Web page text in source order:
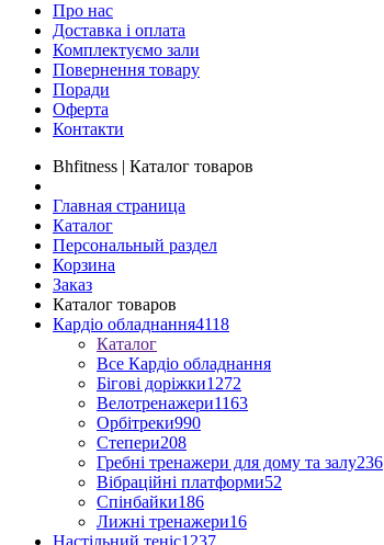
Про нас
Доставка і оплата
Комплектуємо зали
Повернення товару
Поради
Оферта
Контакти
Bhfitness | Каталог товаров
Главная страница
Каталог
Персональный раздел
Корзина
Заказ
Каталог товаров
Кардіо обладнання4118
Каталог
Все Кардіо обладнання
Бігові доріжки1272
Велотренажери1163
Орбітреки990
Степери208
Гребні тренажери для дому та залу236
Вібраційні платформи52
Спінбайки186
Лижні тренажери16
Настільний теніс1237